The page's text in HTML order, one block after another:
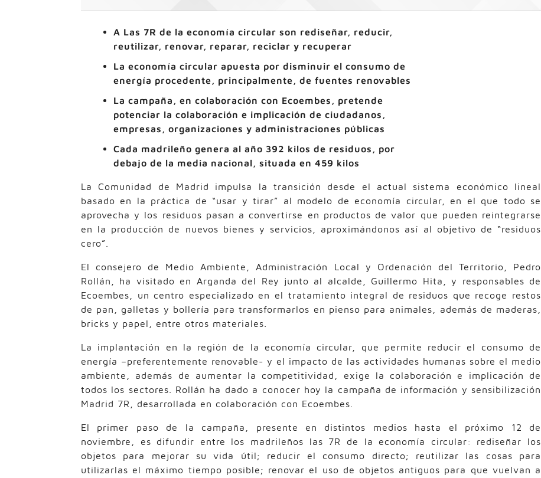
A Las 7R de la economía circular son rediseñar, reducir,
reutilizar, renovar, reparar, reciclar y recuperar
La economía circular apuesta por disminuir el consumo de
energía procedente, principalmente, de fuentes renovables
La campaña, en colaboración con Ecoembes, pretende
potenciar la colaboración e implicación de ciudadanos,
empresas, organizaciones y administraciones públicas
Cada madrileño genera al año 392 kilos de residuos, por
debajo de la media nacional, situada en 459 kilos
La Comunidad de Madrid impulsa la transición desde el actual sistema económico lineal
basado en la práctica de “usar y tirar” al modelo de economía circular, en el que todo se
aprovecha y los residuos pasan a convertirse en productos de valor que pueden reintegrarse
en la producción de nuevos bienes y servicios, aproximándonos así al objetivo de “residuos
cero”.
El consejero de Medio Ambiente, Administración Local y Ordenación del Territorio, Pedro
Rollán, ha visitado en Arganda del Rey junto al alcalde, Guillermo Hita, y responsables de
Ecoembes, un centro especializado en el tratamiento integral de residuos que recoge restos
de pan, galletas y bollería para transformarlos en pienso para animales, además de maderas,
bricks y papel, entre otros materiales.
La implantación en la región de la economía circular, que permite reducir el consumo de
energía –preferentemente renovable- y el impacto de las actividades humanas sobre el medio
ambiente, además de aumentar la competitividad, exige la colaboración e implicación de
todos los sectores. Rollán ha dado a conocer hoy la campaña de información y sensibilización
Madrid 7R, desarrollada en colaboración con Ecoembes.
El primer paso de la campaña, presente en distintos medios hasta el próximo 12 de
noviembre, es difundir entre los madrileños las 7R de la economía circular: rediseñar los
objetos para mejorar su vida útil; reducir el consumo directo; reutilizar las cosas para
utilizarlas el máximo tiempo posible; renovar el uso de objetos antiguos para que vuelvan a